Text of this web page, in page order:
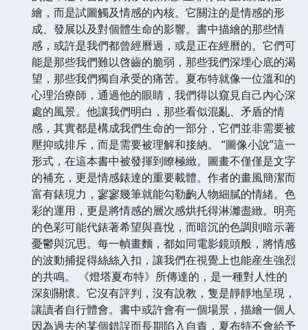
繪，而是試圖觸及情感的內核。它關注的是情感的形
成、發展以及對個體生命的影響。書中描繪的那些情
感，或許是我們都曾經曆過，或是正在經曆的。它們可
能是那些我們難以啓齒的脆弱，那些我們深埋心底的渴
望，那些我們獨自承受的痛苦。夏布特就像一位溫和的
心理治療師，通過他的眼睛，我們得以窺見自己內心深
處的風景。他讓我們明白，那些看似混亂、矛盾的情
感，其實都是構成我們生命的一部分，它們並非需要被
壓抑或排斥，而是需要被理解和接納。 “圖像小說”這一
形式，在這本書中被發揮到瞭極緻。圖畫不僅僅是文字
的補充，更是情感錶達的重要載體。作者的畫風簡潔而
富有錶現力，寥寥幾筆就能勾勒齣人物細膩的情緒。色
彩的運用，更是將情感的層次感烘托得淋灕盡緻。明亮
的色彩可能代錶著希望與喜悅，而暗沉的色調則暗示著
憂鬱與沉思。每一幀畫麵，都如同電影鏡頭般，將情感
的波動捕捉得絲絲入扣，讓我們在視覺上也能産生強烈
的共鳴。 《燈塔夏布特》所傳達的，是一種對人性的
深刻關懷。它沒有評判，沒有說教，隻是靜靜地呈現，
讓讀者自行體會。書中或許會有一個場景，描繪一個人
因為過去的某個錯誤而長期陷入自責，夏布特不會給予